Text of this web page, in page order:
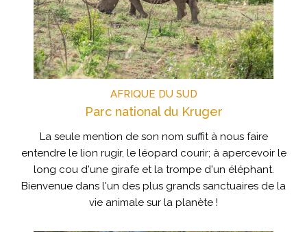
AFRIQUE DU SUD
Parc national du Kruger
La seule mention de son nom suffit à nous faire
entendre le lion rugir, le léopard courir; à apercevoir le
long cou d'une girafe et la trompe d'un éléphant.
Bienvenue dans l'un des plus grands sanctuaires de la
vie animale sur la planète !